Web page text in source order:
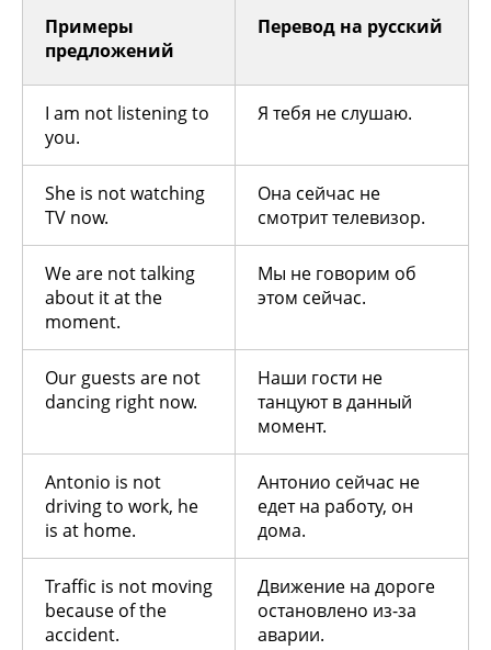
Примеры
предложений
Перевод на русский
I am not listening to
you.
Я тебя не слушаю.
She is not watching
TV now.
Она сейчас не
смотрит телевизор.
We are not talking
about it at the
moment.
Мы не говорим об
этом сейчас.
Our guests are not
dancing right now.
Наши гости не
танцуют в данный
момент.
Antonio is not
driving to work, he
is at home.
Антонио сейчас не
едет на работу, он
дома.
Traffic is not moving
because of the
accident.
Движение на дороге
остановлено из-за
аварии.